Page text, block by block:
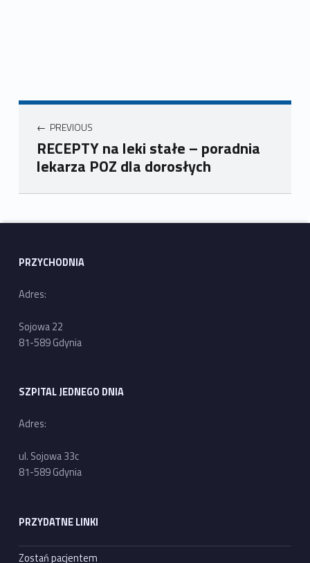
PREVIOUS
RECEPTY na leki stałe – poradnia
lekarza POZ dla dorosłych
Skip back to main navigation
PRZYCHODNIA
Adres:
Sojowa 22
81-589 Gdynia
SZPITAL JEDNEGO DNIA
Adres:
ul. Sojowa 33c
81-589 Gdynia
PRZYDATNE LINKI
Zostań pacjentem